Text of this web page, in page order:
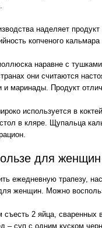
наделяет
копченого
наравне с
они считаются
и маринады. Продукт
используется в
в кляре. Щупальца
для женщин
ежедневную трапезу,
женщин. Можно
съесть 2 яйца, сваренных
– суп с одним куском